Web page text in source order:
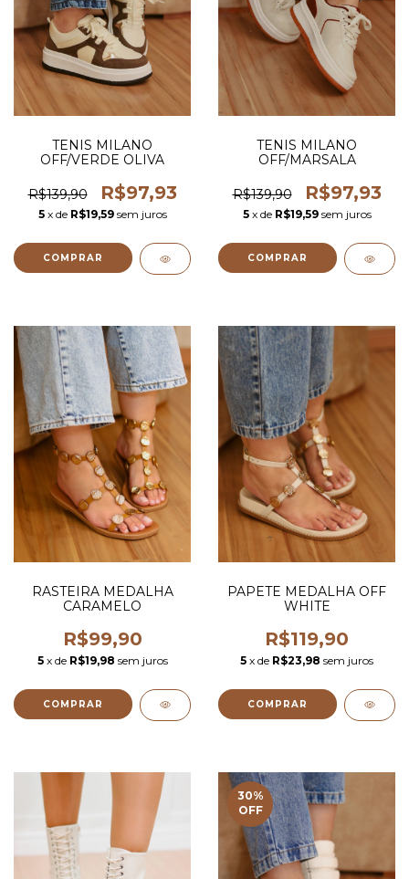
TENIS MILANO
OFF/VERDE OLIVA
R$139,90 R$97,93
5 x de R$19,59 sem juros
COMPRAR
TENIS MILANO
OFF/MARSALA
R$139,90 R$97,93
5 x de R$19,59 sem juros
COMPRAR
RASTEIRA MEDALHA
CARAMELO
R$99,90
5 x de R$19,98 sem juros
COMPRAR
PAPETE MEDALHA OFF
WHITE
R$119,90
5 x de R$23,98 sem juros
COMPRAR
30%
OFF